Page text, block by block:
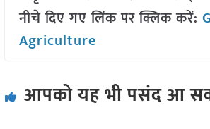
नीचे दिए गए लिंक पर क्लिक करें:
Agriculture
आपको यह भी पसंद आ